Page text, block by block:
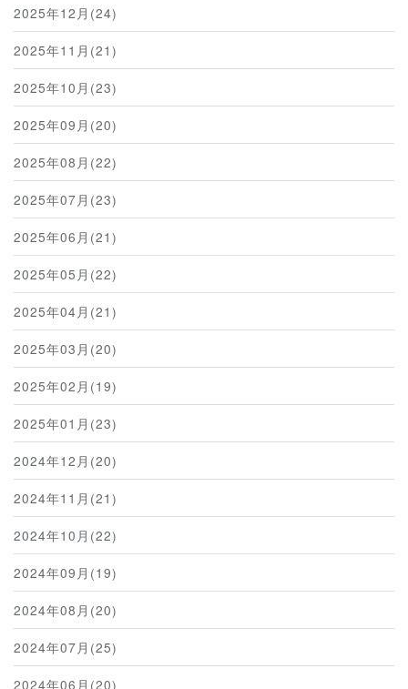
2025年12月(24)
2025年11月(21)
2025年10月(23)
2025年09月(20)
2025年08月(22)
2025年07月(23)
2025年06月(21)
2025年05月(22)
2025年04月(21)
2025年03月(20)
2025年02月(19)
2025年01月(23)
2024年12月(20)
2024年11月(21)
2024年10月(22)
2024年09月(19)
2024年08月(20)
2024年07月(25)
2024年06月(20)